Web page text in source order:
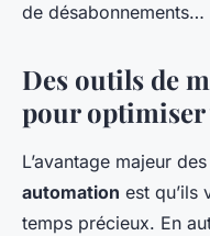
de désabonnements…
Des outils de
pour optimiser
L’avantage majeur des
automation est qu’ils
temps précieux. En